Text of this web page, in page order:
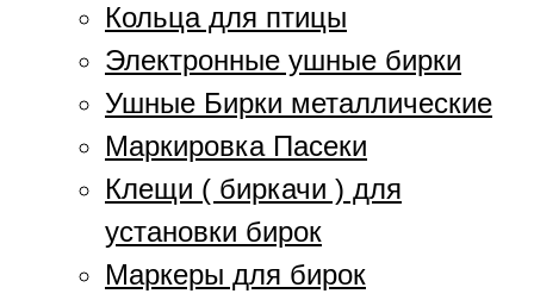
Кольца для птицы
Электронные ушные бирки
Ушные Бирки металлические
Маркировка Пасеки
Клещи ( биркачи ) для
установки бирок
Маркеры для бирок